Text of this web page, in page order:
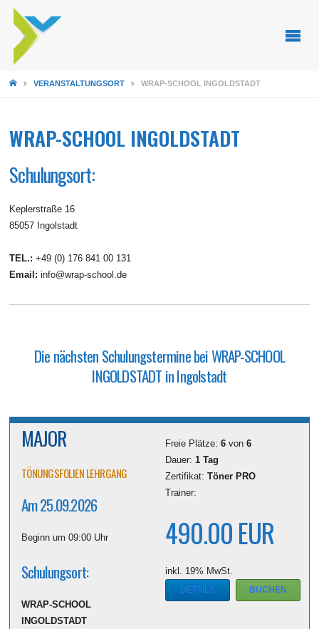
STARTSEITE
VERANSTALTUNGSORT WRAP-SCHOOL INGOLDSTADT
WRAP-SCHOOL INGOLDSTADT
Schulungsort:
Keplerstraße 16
85057 Ingolstadt
TEL.: +49 (0) 176 841 00 131
Email: info@wrap-school.de
Die nächsten Schulungstermine beiWRAP-SCHOOL
INGOLDSTADTin Ingolstadt
MAJOR
TÖNUNGSFOLIEN LEHRGANG
Am 25.09.2026
Beginn um 09:00 Uhr
Schulungsort:
WRAP-SCHOOL
INGOLDSTADT
Freie Plätze: 6von 6
Dauer: 1 Tag
Zertifikat: Töner PRO
Trainer:
490.00 EUR
inkl. 19% MwSt.
DETAILS BUCHEN